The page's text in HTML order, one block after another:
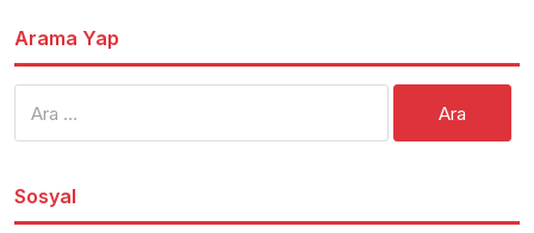
Arama Yap
Sosyal